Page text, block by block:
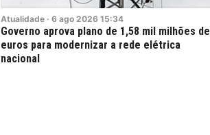
Atualidade · 6 ago 2026 15:34
Governo aprova plano de 1,58 mil milhões de
euros para modernizar a rede elétrica
nacional